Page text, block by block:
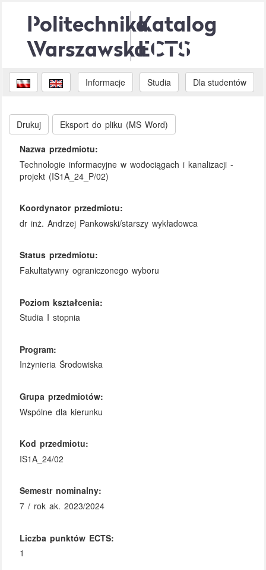
Politechnika
Warszawska
Katalog
ECTS
Informacje Studia Dla studentów
Drukuj Eksport do pliku (MS Word)
Nazwa przedmiotu:
Technologie informacyjne w wodociągach i kanalizacji -
projekt (IS1A_24_P/02)
Koordynator przedmiotu:
dr inż. Andrzej Pankowski/starszy wykładowca
Status przedmiotu:
Fakultatywny ograniczonego wyboru
Poziom kształcenia:
Studia I stopnia
Program:
Inżynieria Środowiska
Grupa przedmiotów:
Wspólne dla kierunku
Kod przedmiotu:
IS1A_24/02
Semestr nominalny:
7 / rok ak. 2023/2024
Liczba punktów ECTS:
1